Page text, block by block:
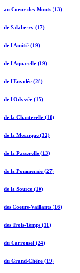
au Coeur-des-Monts (13)
de Salaberry (17)
de l'Amitié (19)
de l'Aquarelle (19)
de l'Envolée (28)
de l'Odyssée (15)
de la Chanterelle (10)
de la Mosaïque (32)
de la Passerelle (13)
de la Pommeraie (27)
de la Source (10)
des Coeurs-Vaillants (16)
des Trois-Temps (11)
du Carrousel (24)
du Grand-Chêne (19)